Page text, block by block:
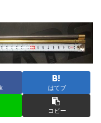
はてブ
コピー